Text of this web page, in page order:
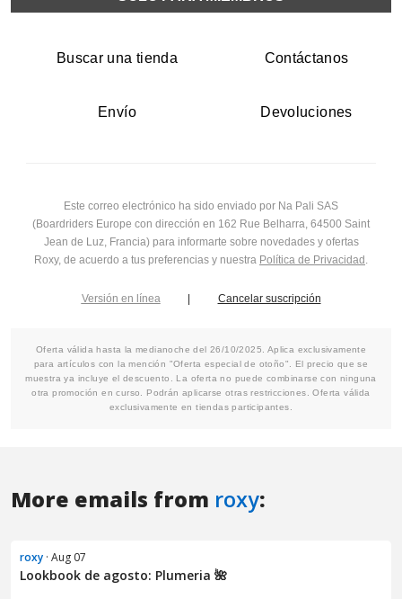
More emails from roxy:
roxy · Aug 07
Lookbook de agosto: Plumeria 🌺​